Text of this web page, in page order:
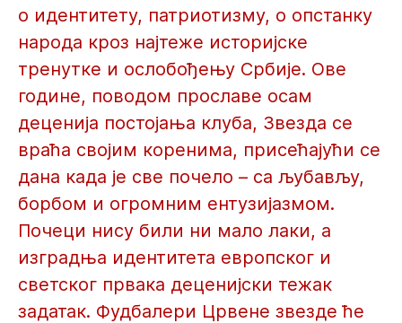
о идентитету, патриотизму, о опстанку
народа кроз најтеже историјске
тренутке и ослобођењу Србије. Ове
године, поводом прославе осам
деценија постојања клуба, Звезда се
враћа својим коренима, присећајући се
дана када је све почело – са љубављу,
борбом и огромним ентузијазмом.
Почеци нису били ни мало лаки, а
изградња идентитета европског и
светског првака деценијски тежак
задатак. Фудбалери Црвене звезде ће